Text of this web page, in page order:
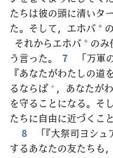
たちは彼の頭に清いタ
た。そして，エホバ *
それからエホバ * のみ
う言った。 7 「万軍
『あなたがわたしの道を
るならば + ，あなたが
を守ることになる。そ
たちに自由に近づくこ
8
「『大祭司ヨシュ
するあなたの友たちも